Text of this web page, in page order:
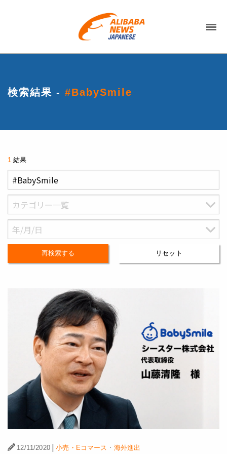
検索結果 - #BabySmile
1結果
再検索する リセット
12/11/2020 | 小売・Eコマース · 海外進出